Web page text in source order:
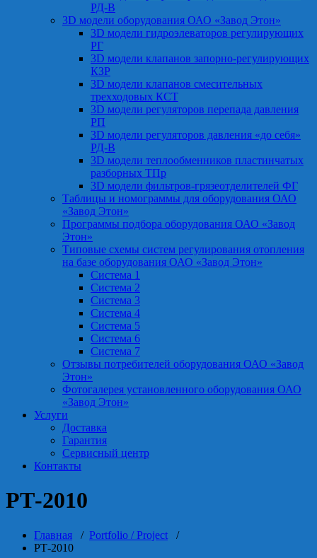
РД-В
3D модели оборудования ОАО «Завод Этон»
3D модели гидроэлеваторов регулирующих
РГ
3D модели клапанов запорно-регулирующих
КЗР
3D модели клапанов смесительных
трехходовых КСТ
3D модели регуляторов перепада давления
РП
3D модели регуляторов давления «до себя»
РД-В
3D модели теплообменников пластинчатых
разборных ТПр
3D модели фильтров-грязеотделителей ФГ
Таблицы и номограммы для оборудования ОАО
«Завод Этон»
Программы подбора оборудования ОАО «Завод
Этон»
Типовые схемы систем регулирования отопления
на базе оборудования ОАО «Завод Этон»
Система 1
Система 2
Система 3
Система 4
Система 5
Система 6
Система 7
Отзывы потребителей оборудования ОАО «Завод
Этон»
Фотогалерея установленного оборудования ОАО
«Завод Этон»
Услуги
Доставка
Гарантия
Сервисный центр
Контакты
РТ-2010
Главная / Portfolio / Project /
РТ-2010